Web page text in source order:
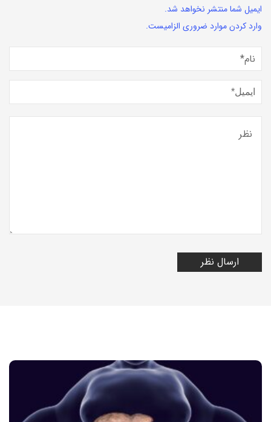
ایمیل شما منتشر نخواهد شد.
وارد کردن موارد ضروری الزامیست.